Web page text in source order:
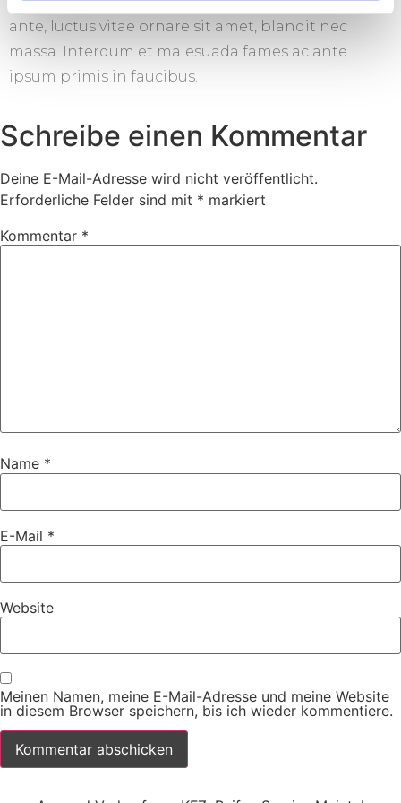
ante, luctus vitae ornare sit amet, blandit nec
massa. Interdum et malesuada fames ac ante
ipsum primis in faucibus.
Schreibe einen Kommentar
Deine E-Mail-Adresse wird nicht veröffentlicht.
Erforderliche Felder sind mit * markiert
Kommentar *
Name *
E-Mail *
Website
Meinen Namen, meine E-Mail-Adresse und meine Website
in diesem Browser speichern, bis ich wieder kommentiere.